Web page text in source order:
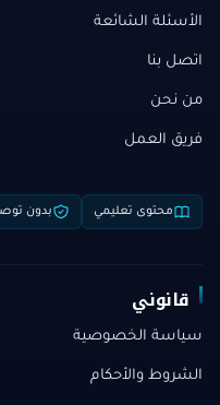
الأسئلة الشائعة
اتصل بنا
من نحن
فريق العمل
محتوى تعليمي بدون
قانوني
سياسة الخصوصية
الشروط والأحكام